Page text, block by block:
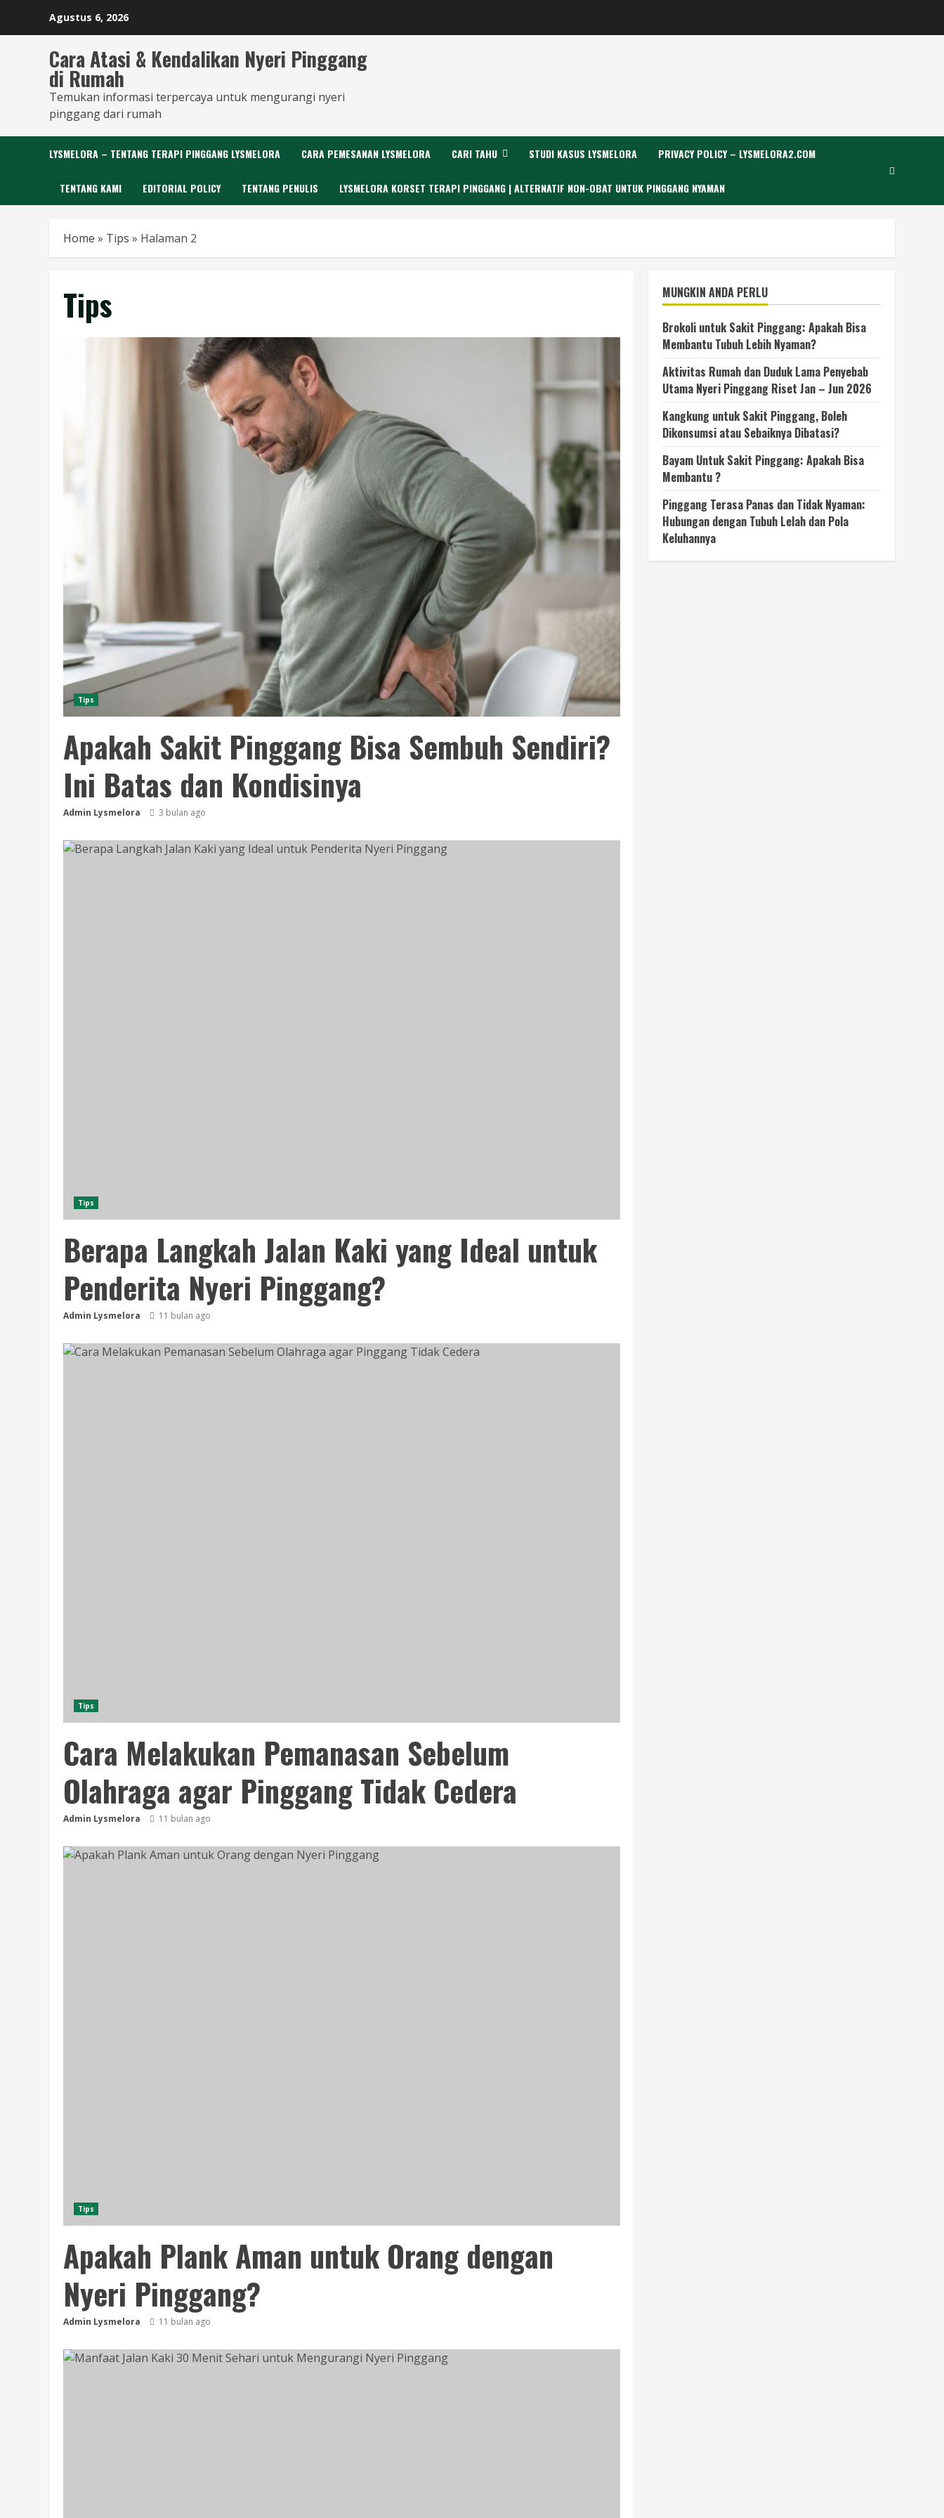
Agustus 6, 2026
Cara Atasi & Kendalikan Nyeri Pinggang
di Rumah
Temukan informasi terpercaya untuk mengurangi nyeri
pinggang dari rumah
LYSMELORA – TENTANG TERAPI PINGGANG LYSMELORA CARA PEMESANAN LYSMELORA CARI TAHU STUDI KASUS LYSMELORA PRIVACY POLICY – LYSMELORA2.COM
TENTANG KAMI EDITORIAL POLICY TENTANG PENULIS LYSMELORA KORSET TERAPI PINGGANG | ALTERNATIF NON-OBAT UNTUK PINGGANG NYAMAN
Home » Tips » Halaman 2
Tips
Tips
Apakah Sakit Pinggang Bisa Sembuh Sendiri?
Ini Batas dan Kondisinya
Admin Lysmelora 3 bulan ago
Tips
Berapa Langkah Jalan Kaki yang Ideal untuk
Penderita Nyeri Pinggang?
Admin Lysmelora 11 bulan ago
Tips
Cara Melakukan Pemanasan Sebelum
Olahraga agar Pinggang Tidak Cedera
Admin Lysmelora 11 bulan ago
Tips
Apakah Plank Aman untuk Orang dengan
Nyeri Pinggang?
Admin Lysmelora 11 bulan ago
MUNGKIN ANDA PERLU
Brokoli untuk Sakit Pinggang: Apakah Bisa
Membantu Tubuh Lebih Nyaman?
Aktivitas Rumah dan Duduk Lama Penyebab
Utama Nyeri Pinggang Riset Jan – Jun 2026
Kangkung untuk Sakit Pinggang, Boleh
Dikonsumsi atau Sebaiknya Dibatasi?
Bayam Untuk Sakit Pinggang: Apakah Bisa
Membantu ?
Pinggang Terasa Panas dan Tidak Nyaman:
Hubungan dengan Tubuh Lelah dan Pola
Keluhannya